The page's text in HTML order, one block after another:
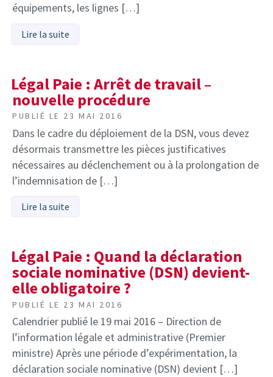
équipements, les lignes […]
Lire la suite
Légal Paie : Arrêt de travail –
nouvelle procédure
PUBLIÉ LE 23 MAI 2016
Dans le cadre du déploiement de la DSN, vous devez
désormais transmettre les pièces justificatives
nécessaires au déclenchement ou à la prolongation de
l’indemnisation de […]
Lire la suite
Légal Paie : Quand la déclaration
sociale nominative (DSN) devient-
elle obligatoire ?
PUBLIÉ LE 23 MAI 2016
Calendrier publié le 19 mai 2016 – Direction de
l’information légale et administrative (Premier
ministre) Après une période d’expérimentation, la
déclaration sociale nominative (DSN) devient […]